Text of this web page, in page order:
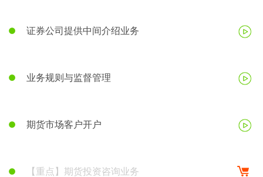
证券公司提供中间介绍业务
业务规则与监督管理
期货市场客户开户
【重点】期货投资咨询业务